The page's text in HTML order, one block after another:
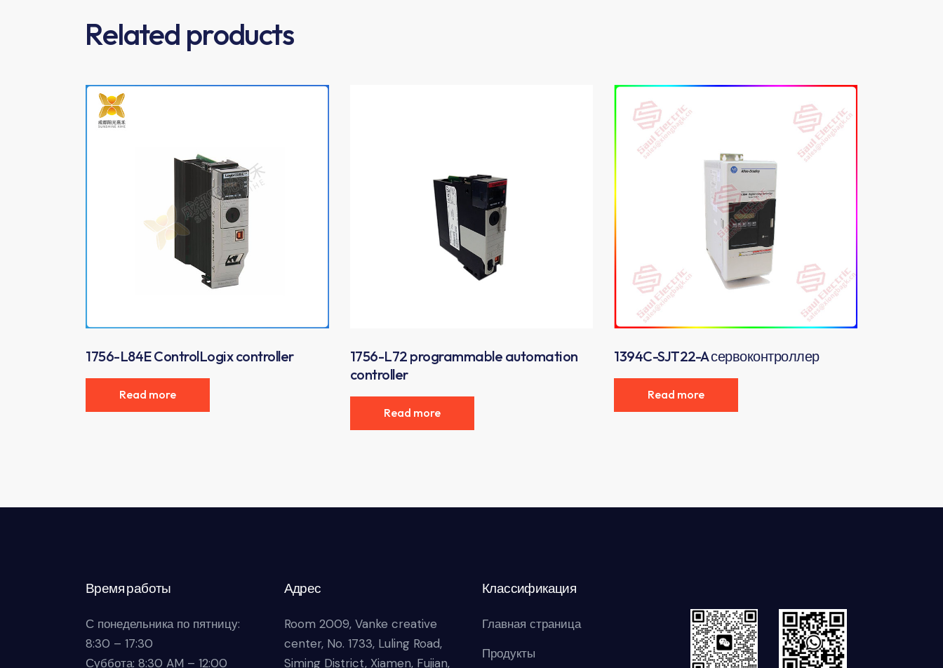
Related products
1756-L84E ControlLogix controller
Read more
1756-L72 programmable automation
controller
Read more
1394C-SJT22-A сервоконтроллер
Read more
Время работы
С понедельника по пятницу:
8:30 – 17:30
Суббота: 8:30 AM – 12:00
Адрес
Room 2009, Vanke creative
center, No. 1733, Luling Road,
Siming District, Xiamen, Fujian,
Классификация
Главная страница
Продукты